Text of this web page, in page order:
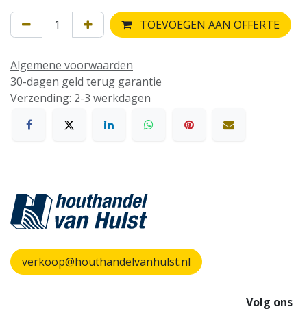
TOEVOEGEN AAN OFFERTE
Algemene voorwaarden
30-dagen geld terug garantie
Verzending: 2-3 werkdagen
verkoop@houthandelvanhulst.nl
Volg ons